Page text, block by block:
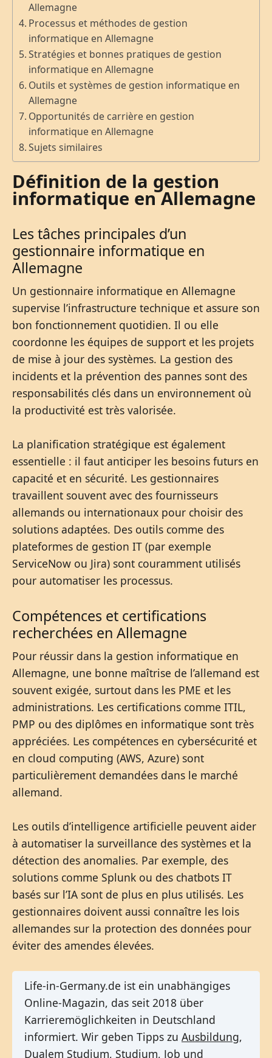
Allemagne
Processus et méthodes de gestion
informatique en Allemagne
Stratégies et bonnes pratiques de gestion
informatique en Allemagne
Outils et systèmes de gestion informatique en
Allemagne
Opportunités de carrière en gestion
informatique en Allemagne
Sujets similaires
Définition de la gestion
informatique en Allemagne
Les tâches principales d’un
gestionnaire informatique en
Allemagne
Un gestionnaire informatique en Allemagne
supervise l’infrastructure technique et assure son
bon fonctionnement quotidien. Il ou elle
coordonne les équipes de support et les projets
de mise à jour des systèmes. La gestion des
incidents et la prévention des pannes sont des
responsabilités clés dans un environnement où
la productivité est très valorisée.
La planification stratégique est également
essentielle : il faut anticiper les besoins futurs en
capacité et en sécurité. Les gestionnaires
travaillent souvent avec des fournisseurs
allemands ou internationaux pour choisir des
solutions adaptées. Des outils comme des
plateformes de gestion IT (par exemple
ServiceNow ou Jira) sont couramment utilisés
pour automatiser les processus.
Compétences et certifications
recherchées en Allemagne
Pour réussir dans la gestion informatique en
Allemagne, une bonne maîtrise de l’allemand est
souvent exigée, surtout dans les PME et les
administrations. Les certifications comme ITIL,
PMP ou des diplômes en informatique sont très
appréciées. Les compétences en cybersécurité et
en cloud computing (AWS, Azure) sont
particulièrement demandées dans le marché
allemand.
Les outils d’intelligence artificielle peuvent aider
à automatiser la surveillance des systèmes et la
détection des anomalies. Par exemple, des
solutions comme Splunk ou des chatbots IT
basés sur l’IA sont de plus en plus utilisés. Les
gestionnaires doivent aussi connaître les lois
allemandes sur la protection des données pour
éviter des amendes élevées.
Life-in-Germany.de ist ein unabhängiges
Online-Magazin, das seit 2018 über
Karrieremöglichkeiten in Deutschland
informiert. Wir geben Tipps zu Ausbildung,
Dualem Studium, Studium, Job und